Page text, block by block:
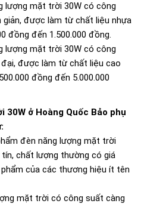
lượng mặt trời 30W có công
giản, được làm từ chất liệu nhựa
đồng đến 1.500.000 đồng.
lượng mặt trời 30W có công
được làm từ chất liệu cao
đồng đến 5.000.000
ở Hoàng Quốc Bảo phụ
đèn năng lượng mặt trời
chất lượng thường có giá
của các thương hiệu ít tên
mặt trời có công suất càng